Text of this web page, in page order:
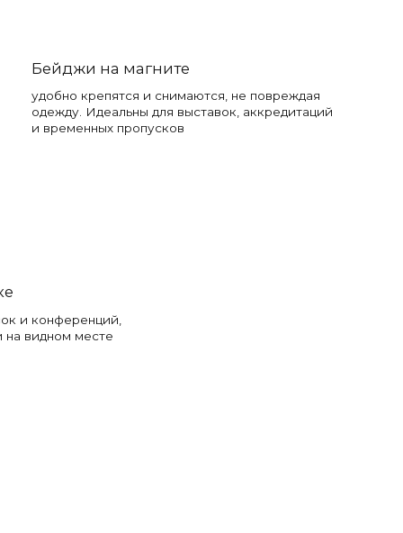
Бейджи на магните
удобно крепятся и снимаются, не повреждая
одежду. Идеальны для выставок, аккредитаций
и временных пропусков
и конференций,
на видном месте